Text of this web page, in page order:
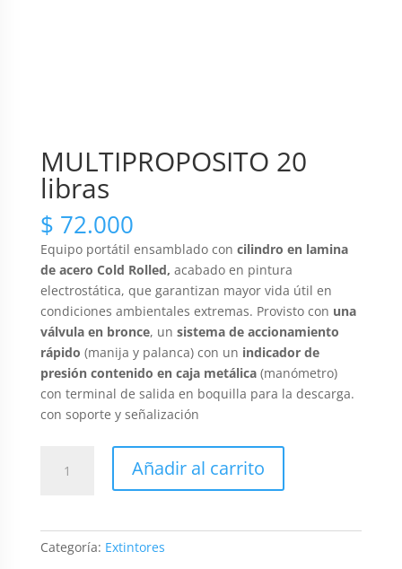
MULTIPROPOSITO 20
libras
$ 72.000
Equipo portátil ensamblado con cilindro en lamina
de acero Cold Rolled, acabado en pintura
electrostática, que garantizan mayor vida útil en
condiciones ambientales extremas. Provisto con una
válvula en bronce, un sistema de accionamiento
rápido (manija y palanca) con un indicador de
presión contenido en caja metálica(manómetro)
con terminal de salida en boquilla para la descarga.
con soporte y señalización
Añadir al carrito
Categoría: Extintores